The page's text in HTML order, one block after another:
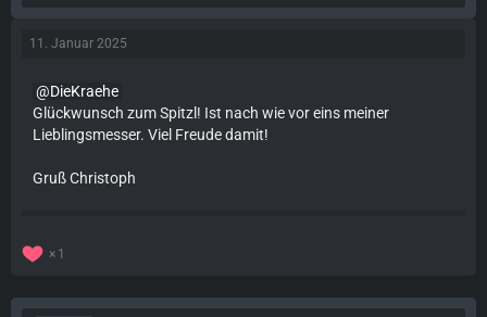
11. Januar 2025
DieKraehe
Glückwunsch zum Spitzl! Ist nach wie vor eins meiner
Lieblingsmesser. Viel Freude damit!
Gruß Christoph
1